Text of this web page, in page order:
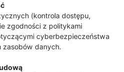
(kontrola dostępu,
zgodności z politykami
cyberbezpieczeństwa
danych.